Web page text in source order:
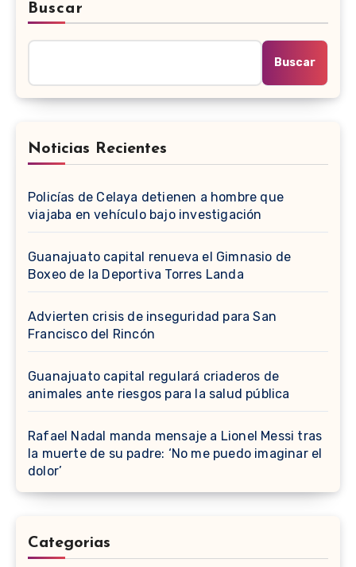
Buscar
Buscar
Noticias Recientes
Policías de Celaya detienen a hombre que
viajaba en vehículo bajo investigación
Guanajuato capital renueva el Gimnasio de
Boxeo de la Deportiva Torres Landa
Advierten crisis de inseguridad para San
Francisco del Rincón
Guanajuato capital regulará criaderos de
animales ante riesgos para la salud pública
Rafael Nadal manda mensaje a Lionel Messi tras
la muerte de su padre: ‘No me puedo imaginar el
dolor’
Categorias